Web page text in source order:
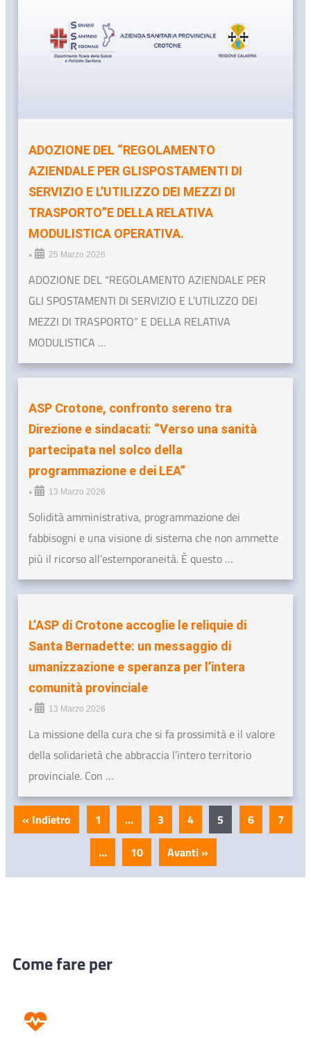
ADOZIONE DEL “REGOLAMENTO
AZIENDALE PER GLISPOSTAMENTI DI
SERVIZIO E L’UTILIZZO DEI MEZZI DI
TRASPORTO”E DELLA RELATIVA
MODULISTICA OPERATIVA.
• 25 Marzo 2026
ADOZIONE DEL “REGOLAMENTO AZIENDALE PER
GLI SPOSTAMENTI DI SERVIZIO E L’UTILIZZO DEI
MEZZI DI TRASPORTO” E DELLA RELATIVA
MODULISTICA …
ASP Crotone, confronto sereno tra
Direzione e sindacati: “Verso una sanità
partecipata nel solco della
programmazione e dei LEA”
• 13 Marzo 2026
Solidità amministrativa, programmazione dei
fabbisogni e una visione di sistema che non ammette
più il ricorso all’estemporaneità. È questo …
L’ASP di Crotone accoglie le reliquie di
Santa Bernadette: un messaggio di
umanizzazione e speranza per l’intera
comunità provinciale
• 13 Marzo 2026
La missione della cura che si fa prossimità e il valore
della solidarietà che abbraccia l’intero territorio
provinciale. Con …
« Indietro 1 … 3 4 5 6
7
…
10 Avanti »
Come fare per